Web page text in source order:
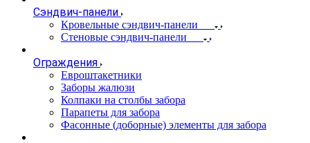
Сэндвич-панели
Кровельные сэндвич-панели
Стеновые сэндвич-панели
Ограждения
Евроштакетники
Заборы жалюзи
Колпаки на столбы забора
Парапеты для забора
Фасонные (доборные) элементы для забора